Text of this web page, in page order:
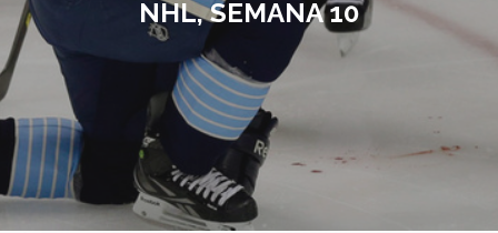
NHL, SEMANA 10